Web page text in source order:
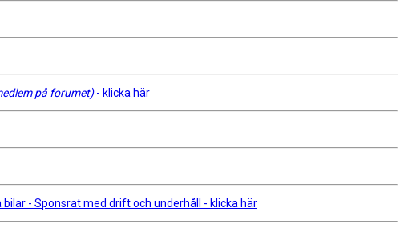
på forumet)- klicka här
- Sponsrat med drift och underhåll - klicka här